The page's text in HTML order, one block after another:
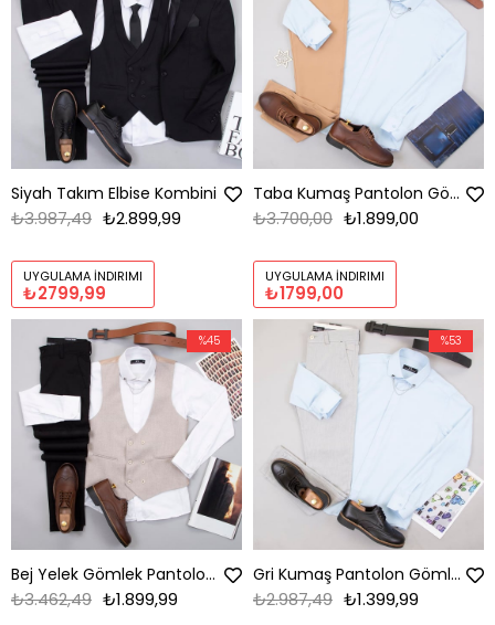
Siyah Takım Elbise Kombini
₺2.899,99
₺3.987,49
UYGULAMA İNDIRIMI
₺2799,99
Taba Kumaş Pantolon Gömlek Ayakkabı Kombin
₺1.899,00
₺3.700,00
UYGULAMA İNDIRIMI
₺1799,00
Bej Yelek Gömlek Pantolon Ayakkabı Kombin
₺1.899,99
₺3.462,49
%45
Gri Kumaş Pantolon Gömlek Ayakkabı Kombin
₺1.399,99
₺2.987,49
%53